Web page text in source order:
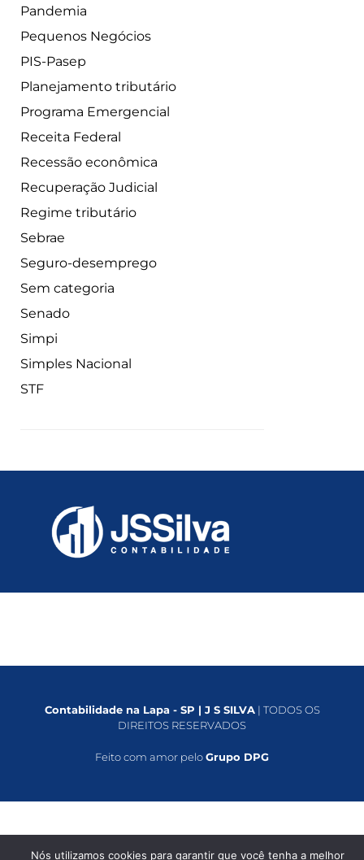
Pandemia
Pequenos Negócios
PIS-Pasep
Planejamento tributário
Programa Emergencial
Receita Federal
Recessão econômica
Recuperação Judicial
Regime tributário
Sebrae
Seguro-desemprego
Sem categoria
Senado
Simpi
Simples Nacional
STF
Contabilidade na Lapa - SP | J S SILVA| TODOS OS
DIREITOS RESERVADOS
Feito com amor peloGrupo DPG
Nós utilizamos cookies para garantir que você tenha a melhor